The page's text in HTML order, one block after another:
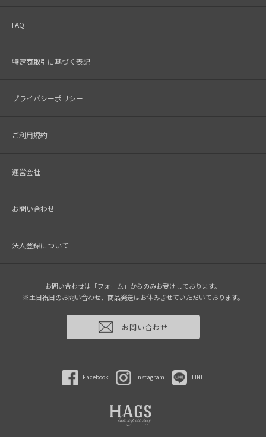
FAQ
特定商取引に基づく表記
プライバシーポリシー
ご利用規約
運営会社
お問い合わせ
法人登録について
お問い合わせは「フォーム」からのみお受けしております。
※土日祝日のお問い合わせ、商品発送はお休みさせていただいております。
お問い合わせ
Facebook Instagram LINE